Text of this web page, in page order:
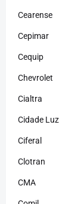
Cearense
Cepimar
Cequip
Chevrolet
Cialtra
Cidade Luz
Ciferal
Clotran
CMA